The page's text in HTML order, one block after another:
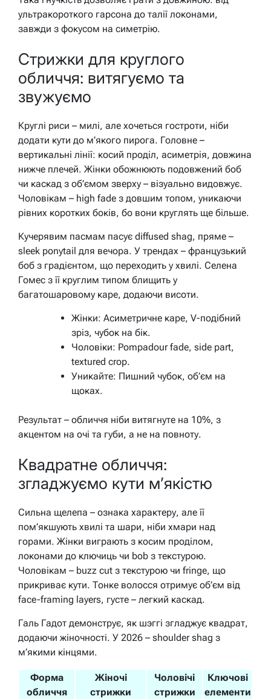
ультракороткого гарсона до талії локонами,
завжди з фокусом на симетрію.
Стрижки для круглого
обличчя: витягуємо та
звужуємо
Круглі риси – милі, але хочеться гостроти, ніби
додати кути до м’якого пирога. Головне –
вертикальні лінії: косий проділ, асиметрія, довжина
нижче плечей. Жінки обожнюють подовжений боб
чи каскад з об’ємом зверху – візуально видовжує.
Чоловікам – high fade з довшим топом, уникаючи
рівних коротких боків, бо вони круглять ще більше.
Кучерявим пасмам пасує diffused shag, пряме –
sleek ponytail для вечора. У трендах – французький
боб з градієнтом, що переходить у хвилі. Селена
Гомес з її круглим типом блищить у
багатошаровому каре, додаючи висоти.
Жінки: Асиметричне каре, V-подібний
зріз, чубок на бік.
Чоловіки: Pompadour fade, side part,
textured crop.
Уникайте: Пишний чубок, об’єм на
щоках.
Результат – обличчя ніби витягнуте на 10%, з
акцентом на очі та губи, а не на повноту.
Квадратне обличчя:
згладжуємо кути м’якістю
Сильна щелепа – ознака характеру, але її
пом’якшують хвилі та шари, ніби хмари над
горами. Жінки виграють з косим проділом,
локонами до ключиць чи bob з текстурою.
Чоловікам – buzz cut з текстурою чи fringe, що
прикриває кути. Тонке волосся отримує об’єм від
face-framing layers, густе – легкий каскад.
Галь Гадот демонструє, як шэггі згладжує квадрат,
додаючи жіночності. У 2026 – shoulder shag з
м’якими кінцями.
Форма
обличчя
Жіночі
стрижки
Чоловічі
стрижки
Ключові
елементи